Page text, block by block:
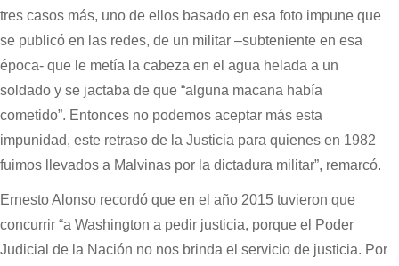
tres casos más, uno de ellos basado en esa foto impune que
se publicó en las redes, de un militar –subteniente en esa
época- que le metía la cabeza en el agua helada a un
soldado y se jactaba de que “alguna macana había
cometido”. Entonces no podemos aceptar más esta
impunidad, este retraso de la Justicia para quienes en 1982
fuimos llevados a Malvinas por la dictadura militar”, remarcó.
Ernesto Alonso recordó que en el año 2015 tuvieron que
concurrir “a Washington a pedir justicia, porque el Poder
Judicial de la Nación no nos brinda el servicio de justicia. Por